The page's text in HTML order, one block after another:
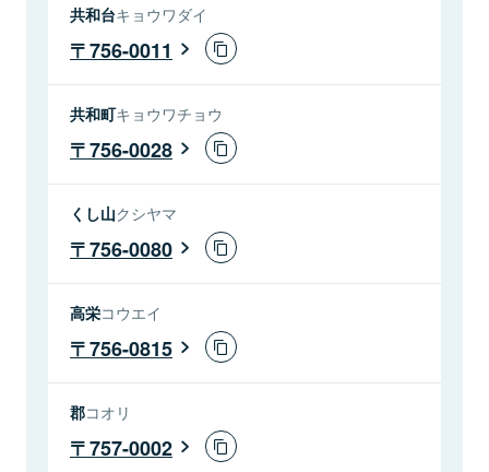
共和台キョウワダイ
756-0011
共和町キョウワチョウ
756-0028
くし山クシヤマ
756-0080
高栄コウエイ
756-0815
郡コオリ
757-0002